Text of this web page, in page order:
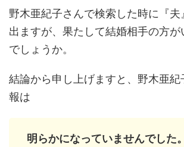
野木亜紀子さんで検索した時に『夫
出ますが、果たして結婚相手の方
でしょうか。
結論から申し上げますと、野木亜
報は
明らかになっていませんでした。